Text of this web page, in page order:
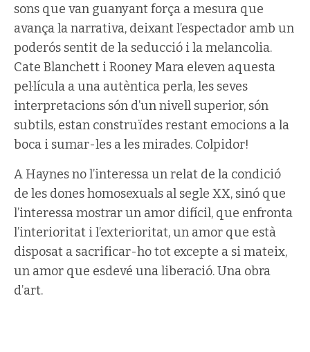
sons que van guanyant força a mesura que
avança la narrativa, deixant l’espectador amb un
poderós sentit de la seducció i la melancolia.
Cate Blanchett i Rooney Mara eleven aquesta
pel·lícula a una autèntica perla, les seves
interpretacions són d’un nivell superior, són
subtils, estan construïdes restant emocions a la
boca i sumar-les a les mirades. Colpidor!
A Haynes no l’interessa un relat de la condició
de les dones homosexuals al segle XX, sinó que
l’interessa mostrar un amor difícil, que enfronta
l’interioritat i l’exterioritat, un amor que està
disposat a sacrificar-ho tot excepte a si mateix,
un amor que esdevé una liberació. Una obra
d’art.